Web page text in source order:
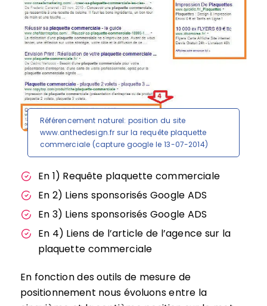
Référencement naturel: position du site
www.anthedesign.fr sur la requête plaquette
commerciale (capture google le 13-07-2014)
En 1) Requête plaquette commerciale
En 2) Liens sponsorisés Google ADS
En 3) Liens sponsorisés Google ADS
En 4) Liens de l’article de l’agence sur la
plaquette commerciale
En fonction des outils de mesure de
positionnement nous évoluons entre la